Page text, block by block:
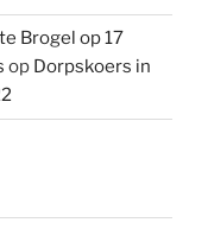
Brogel op 17
op Dorpskoers in